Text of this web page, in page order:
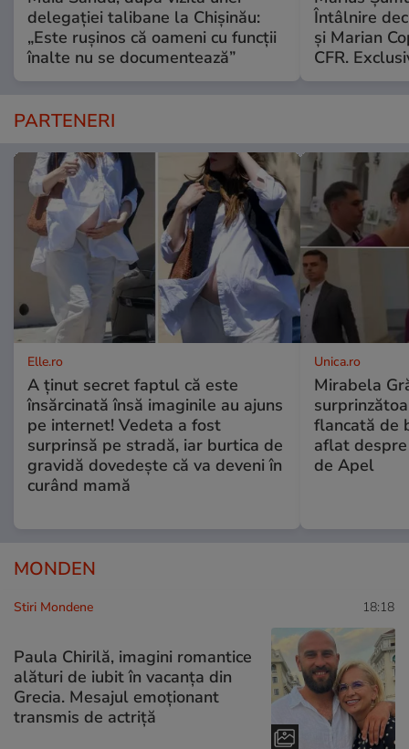
delegației talibane la Chișinău:
„Este rușinos că oameni cu funcții
înalte nu se documentează”
Întâlnire
şi Marian
CFR.
PARTENERI
Elle.ro
A ținut secret faptul că este
însărcinată însă imaginile au ajuns
pe internet! Vedeta a fost
surprinsă pe stradă, iar burtica de
gravidă dovedește că va deveni în
curând mamă
Unica.ro
Mirabela
flancată de
aflat
de Apel
MONDEN
Stiri Mondene 18:18
Paula Chirilă, imagini romantice
alături de iubit în vacanța din
Grecia. Mesajul emoționant
transmis de actriță